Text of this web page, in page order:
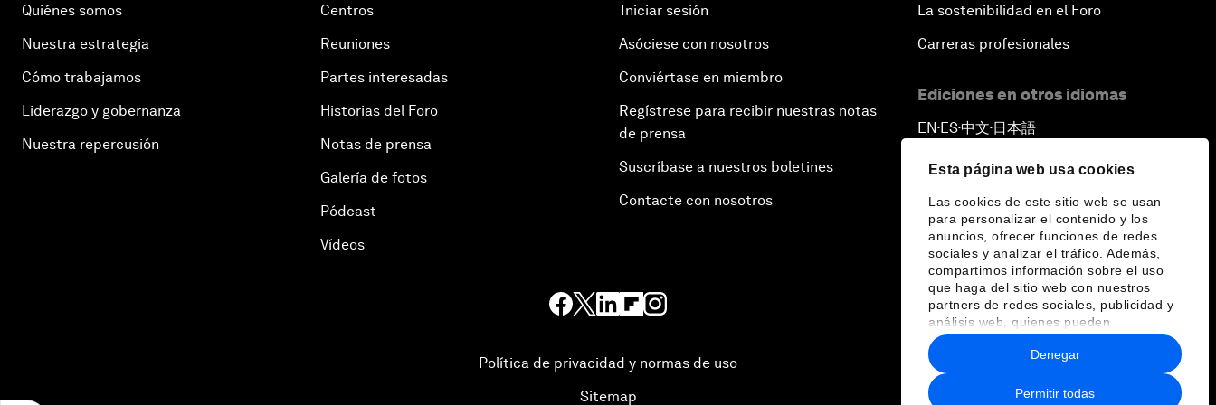
Esta página web usa cookies
Las cookies de este sitio web se usan
para personalizar el contenido y los
anuncios, ofrecer funciones de redes
sociales y analizar el tráfico. Además,
compartimos información sobre el uso
que haga del sitio web con nuestros
partners de redes sociales, publicidad y
análisis web, quienes pueden
combinarla con otra información que les
haya proporcionado o que hayan
recopilado a partir del uso que haya
hecho de sus servicios.
Permitir todas
Denegar
Quiénes somos
Nuestra estrategia
Cómo trabajamos
Liderazgo y gobernanza
Nuestra repercusión
Centros
Reuniones
Partes interesadas
Historias del Foro
Notas de prensa
Galería de fotos
Pódcast
Vídeos
Iniciar sesión
Asóciese con nosotros
Conviértase en miembro
Regístrese para recibir nuestras notas
de prensa
Suscríbase a nuestros boletines
Contacte con nosotros
La sostenibilidad en el Foro
Carreras profesionales
Ediciones en otros idiomas
EN ▪ ES▪中文▪ 日本語
Política de privacidad y normas de uso
Sitemap